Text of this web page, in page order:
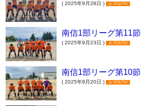
( 2025年9月28日 ) Jr.YOUTH
南信1部リーグ第11節
( 2025年9月23日 ) Jr.YOUTH
南信1部リーグ第10節
( 2025年9月20日 ) Jr.YOUTH